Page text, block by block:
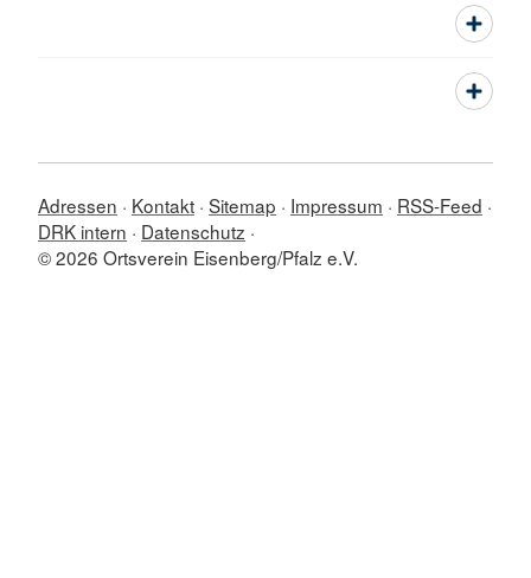
Adressen Kontakt Sitemap Impressum
RSS-Feed
DRK intern
Datenschutz
© 2026 Ortsverein Eisenberg/Pfalz e.V.